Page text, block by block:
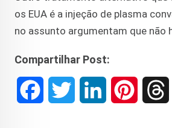
os EUA é a injeção de plasma
no assunto argumentam que não
Compartilhar Post: